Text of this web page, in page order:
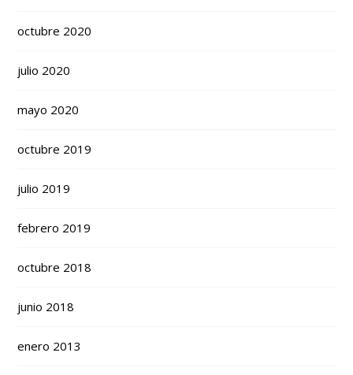
octubre 2020
julio 2020
mayo 2020
octubre 2019
julio 2019
febrero 2019
octubre 2018
junio 2018
enero 2013